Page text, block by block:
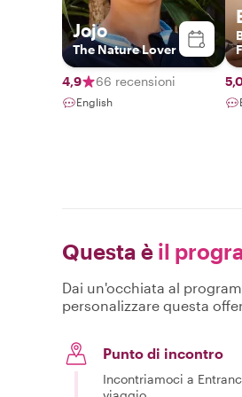
Jojo
The Nature Lover
4,9 66 recensioni
English
Questa è il
Dai un'occhiata al
personalizzare questa
Punto di incontro
Incontriamoci a